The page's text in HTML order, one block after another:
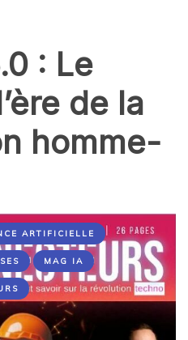
: Le
de la
homme-
ARTIFICIELLE
MAG IA